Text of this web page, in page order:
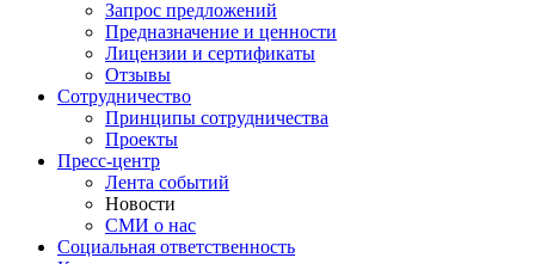
Запрос предложений
Предназначение и ценности
Лицензии и сертификаты
Отзывы
Сотрудничество
Принципы сотрудничества
Проекты
Пресс-центр
Лента событий
Новости
СМИ о нас
Социальная ответственность